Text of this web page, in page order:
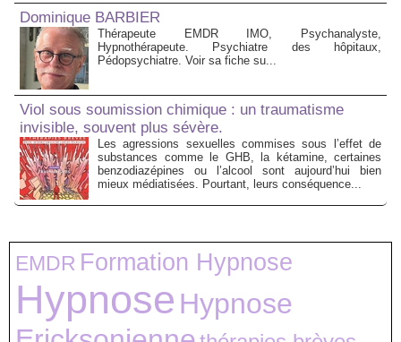
Dominique BARBIER
Thérapeute EMDR IMO, Psychanalyste,
Hypnothérapeute. Psychiatre des hôpitaux,
Pédopsychiatre. Voir sa fiche su...
Viol sous soumission chimique : un traumatisme
invisible, souvent plus sévère.
Les agressions sexuelles commises sous l’effet de
substances comme le GHB, la kétamine, certaines
benzodiazépines ou l’alcool sont aujourd’hui bien
mieux médiatisées. Pourtant, leurs conséquence...
EMDR Formation Hypnose
Hypnose Hypnose